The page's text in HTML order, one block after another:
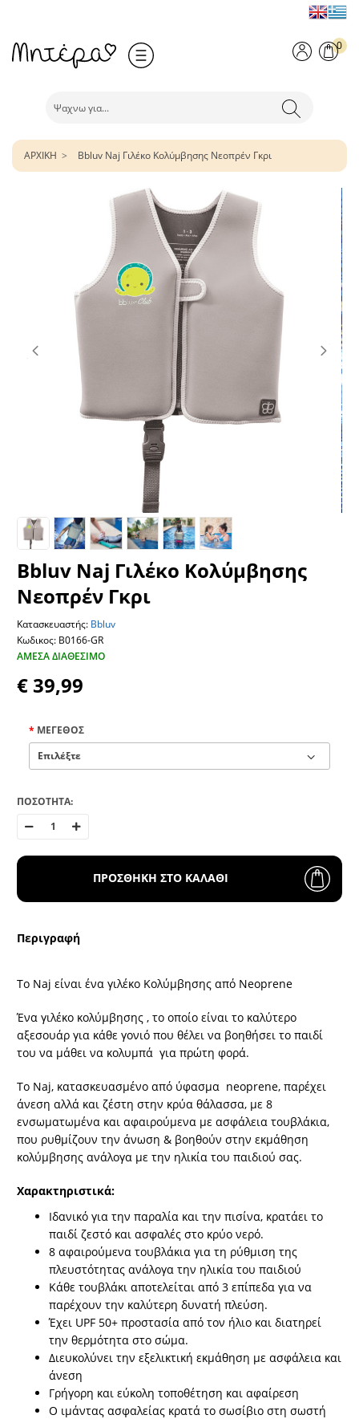
0
ΑΡΧΙΚΗ Bbluv Naj Γιλέκο Κολύμβησης Νεοπρέν Γκρι
Bbluv Naj Γιλέκο Κολύμβησης
Νεοπρέν Γκρι
Κατασκευαστής: Bbluv
Κωδικος: B0166-GR
ΆΜΕΣΑ ΔΙΑΘΈΣΙΜΟ
€ 39,99
ΜΈΓΕΘΟΣ
ΠΟΣΟΤΗΤΑ:
ΠΡΟΣΘΗΚΗ ΣΤΟ ΚΑΛΑΘΙ
Περιγραφή
Το Naj είναι ένα γιλέκο Κολύμβησης από Neoprene
Ένα γιλέκο κολύμβησης , το οποίο είναι το καλύτερο
αξεσουάρ για κάθε γονιό που θέλει να βοηθήσει το παιδί
του να μάθει να κολυμπά για πρώτη φορά.
Το Naj, κατασκευασμένο από ύφασμα neoprene, παρέχει
άνεση αλλά και ζέστη στην κρύα θάλασσα, με 8
ενσωματωμένα και αφαιρούμενα με ασφάλεια τουβλάκια,
που ρυθμίζουν την άνωση & βοηθούν στην εκμάθηση
κολύμβησης ανάλογα με την ηλικία του παιδιού σας.
Χαρακτηριστικά:
Ιδανικό για την παραλία και την πισίνα, κρατάει το
παιδί ζεστό και ασφαλές στο κρύο νερό.
8 αφαιρούμενα τουβλάκια για τη ρύθμιση της
πλευστότητας ανάλογα την ηλικία του παιδιού
Κάθε τουβλάκι αποτελείται από 3 επίπεδα για να
παρέχουν την καλύτερη δυνατή πλεύση.
Έχει UPF 50+ προστασία από τον ήλιο και διατηρεί
την θερμότητα στο σώμα.
Διευκολύνει την εξελικτική εκμάθηση με ασφάλεια και
άνεση
Γρήγορη και εύκολη τοποθέτηση και αφαίρεση
Ο ιμάντας ασφαλείας κρατά το σωσίβιο στη σωστή